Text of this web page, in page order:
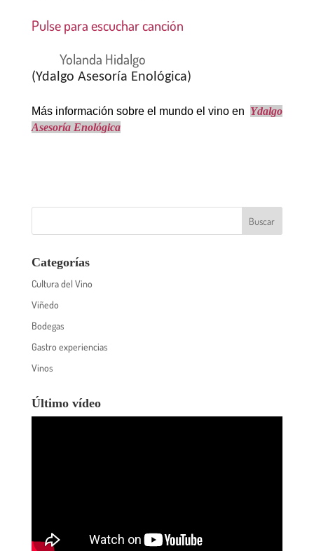
Pulse para escuchar canción
Yolanda Hidalgo
(Ydalgo Asesoría Enológica)
Más información sobre el mundo el vino en Ydalgo
Asesoría Enológica
Categorías
Cultura del Vino
Viñedo
Bodegas
Gastro experiencias
Vinos
Último vídeo